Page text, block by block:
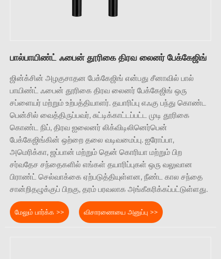
பால்பாயிண்ட் ஃபைன் தூரிகை திரவ லைனர் பேக்கேஜிங்
ஜின்க்சின் அழகுசாதன பேக்கேஜிங் என்பது சீனாவில் பால்
பாயிண்ட் ஃபைன் தூரிகை திரவ லைனர் பேக்கேஜிங் ஒரு
சப்ளையர் மற்றும் உற்பத்தியாளர். தயாரிப்பு எஃகு பந்து கொண்ட
பென்சில் வைத்திருப்பவர், சுட்டிக்காட்டப்பட்ட முடி தூரிகை
கொண்ட நிப், திரவ ஐலைனர் லிக்விடிலினெர்பென்
பேக்கேஜிங்கின் ஒற்றை தலை வடிவமைப்பு. ஐரோப்பா,
அமெரிக்கா, ஜப்பான் மற்றும் தென் கொரியா மற்றும் பிற
சர்வதேச சந்தைகளில் எங்கள் தயாரிப்புகள் ஒரு வலுவான
பிராண்ட் செல்வாக்கை ஏற்படுத்தியுள்ளன, நீண்ட கால சந்தை
சான்றிதழுக்குப் பிறகு, தரம் பரவலாக அங்கீகரிக்கப்பட்டுள்ளது.
மேலும் பார்க்க >> விசாரணையை அனுப்பு >>